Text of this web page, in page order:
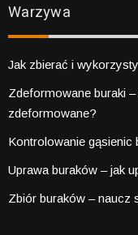
Warzywa
Jak zbierać i
Zdeformowane buraki
zdeformowane?
Kontrolowanie gąsienic
Uprawa buraków – jak
Zbiór buraków – naucz